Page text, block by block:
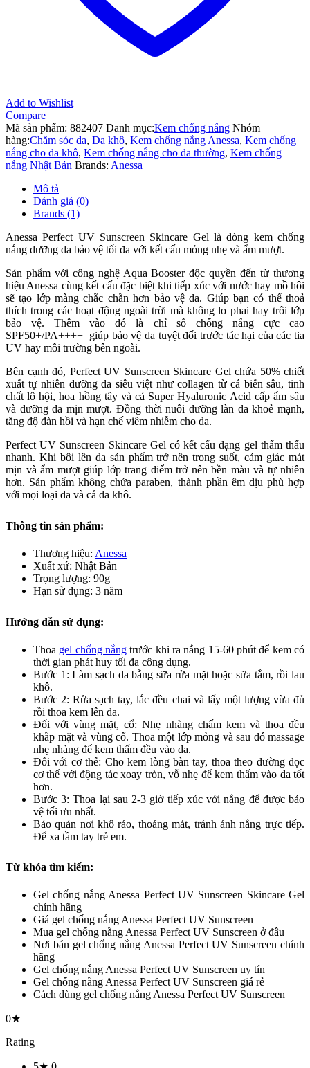
Add to Wishlist
Compare
Mã sản phẩm: 882407 Danh mục:Kem chống nắng Nhóm
hàng:Chăm sóc da, Da khô, Kem chống nắng Anessa, Kem chống
nắng cho da khô, Kem chống nắng cho da thường, Kem chống
nắng Nhật Bản Brands: Anessa
Mô tả
Đánh giá (0)
Brands (1)
Anessa Perfect UV Sunscreen Skincare Gel là dòng kem chống
nắng dưỡng da bảo vệ tối đa với kết cấu mỏng nhẹ và ẩm mượt.
Sản phẩm với công nghệ Aqua Booster độc quyền đến từ thương
hiệu Anessa cùng kết cấu đặc biệt khi tiếp xúc với nước hay mồ hôi
sẽ tạo lớp màng chắc chắn hơn bảo vệ da. Giúp bạn có thể thoả
thích trong các hoạt động ngoài trời mà không lo phai hay trôi lớp
bảo vệ. Thêm vào đó là chỉ số chống nắng cực cao
SPF50+/PA++++ giúp bảo vệ da tuyệt đối trước tác hại của các tia
UV hay môi trường bên ngoài.
Bên cạnh đó, Perfect UV Sunscreen Skincare Gel chứa 50% chiết
xuất tự nhiên dưỡng da siêu việt như collagen từ cá biển sâu, tinh
chất lô hội, hoa hồng tây và cả Super Hyaluronic Acid cấp ẩm sâu
và dưỡng da mịn mượt. Đồng thời nuôi dưỡng làn da khoẻ mạnh,
tăng độ đàn hồi và hạn chế viêm nhiễm cho da.
Perfect UV Sunscreen Skincare Gel có kết cấu dạng gel thẩm thấu
nhanh. Khi bôi lên da sản phẩm trở nên trong suốt, cảm giác mát
mịn và ẩm mượt giúp lớp trang điểm trở nên bền màu và tự nhiên
hơn. Sản phẩm không chứa paraben, thành phần êm dịu phù hợp
với mọi loại da và cả da khô.
Thông tin sản phẩm:
Thương hiệu: Anessa
Xuất xứ: Nhật Bản
Trọng lượng: 90g
Hạn sử dụng: 3 năm
Hướng dẫn sử dụng:
Thoa gel chống nắng trước khi ra nắng 15-60 phút để kem có
thời gian phát huy tối đa công dụng.
Bước 1: Làm sạch da bằng sữa rửa mặt hoặc sữa tắm, rồi lau
khô.
Bước 2: Rửa sạch tay, lắc đều chai và lấy một lượng vừa đủ
rồi thoa kem lên da.
Đối với vùng mặt, cổ: Nhẹ nhàng chấm kem và thoa đều
khắp mặt và vùng cổ. Thoa một lớp mỏng và sau đó massage
nhẹ nhàng để kem thấm đều vào da.
Đối với cơ thể: Cho kem lòng bàn tay, thoa theo đường dọc
cơ thể với động tác xoay tròn, vỗ nhẹ để kem thấm vào da tốt
hơn.
Bước 3: Thoa lại sau 2-3 giờ tiếp xúc với nắng để được bảo
vệ tối ưu nhất.
Bảo quản nơi khô ráo, thoáng mát, tránh ánh nắng trực tiếp.
Để xa tầm tay trẻ em.
Từ khóa tìm kiếm:
Gel chống nắng Anessa Perfect UV Sunscreen Skincare Gel
chính hãng
Giá gel chống nắng Anessa Perfect UV Sunscreen
Mua gel chống nắng Anessa Perfect UV Sunscreen ở đâu
Nơi bán gel chống nắng Anessa Perfect UV Sunscreen chính
hãng
Gel chống nắng Anessa Perfect UV Sunscreen uy tín
Gel chống nắng Anessa Perfect UV Sunscreen giá rẻ
Cách dùng gel chống nắng Anessa Perfect UV Sunscreen
0★
Rating